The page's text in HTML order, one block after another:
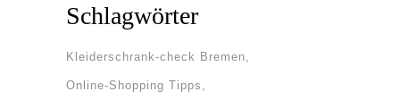
Schlagwörter
Kleiderschrank-check Bremen
Online-Shopping Tipps